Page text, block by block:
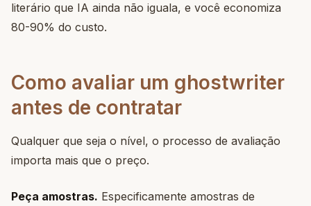
literário que IA ainda não iguala, e você economiza
80-90% do custo.
Como avaliar um ghostwriter
antes de contratar
Qualquer que seja o nível, o processo de avaliação
importa mais que o preço.
Peça amostras. Especificamente amostras de